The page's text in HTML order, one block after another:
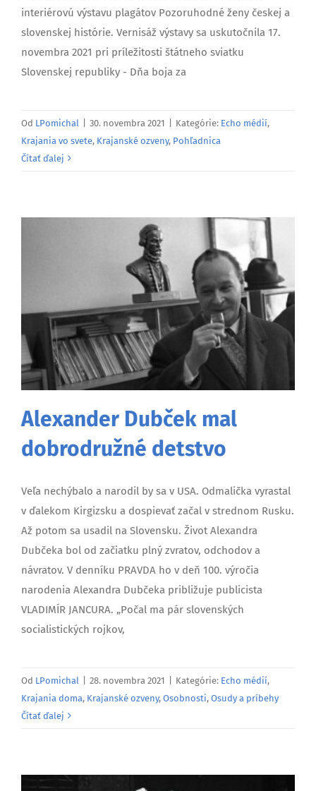
interiérovú výstavu plagátov Pozoruhodné ženy českej a
slovenskej histórie. Vernisáž výstavy sa uskutočnila 17.
novembra 2021 pri príležitosti štátneho sviatku
Slovenskej republiky - Dňa boja za
Od LPomichal 30. novembra 2021 Kategórie: Echo médií,
Krajania vo svete, Krajanské ozveny, Pohľadnica
Čítať ďalej
Alexander Dubček mal
dobrodružné detstvo
Veľa nechýbalo a narodil by sa v USA. Odmalička vyrastal
v ďalekom Kirgizsku a dospievať začal v strednom Rusku.
Až potom sa usadil na Slovensku. Život Alexandra
Dubčeka bol od začiatku plný zvratov, odchodov a
návratov. V denníku PRAVDA ho v deň 100. výročia
narodenia Alexandra Dubčeka približuje publicista
VLADIMÍR JANCURA. „Počal ma pár slovenských
socialistických rojkov,
Od LPomichal 28. novembra 2021 Kategórie: Echo médií,
Krajania doma, Krajanské ozveny, Osobnosti, Osudy a príbehy
Čítať ďalej